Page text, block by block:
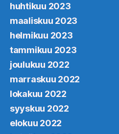
huhtikuu 2023
maaliskuu 2023
helmikuu 2023
tammikuu 2023
joulukuu 2022
marraskuu 2022
lokakuu 2022
syyskuu 2022
elokuu 2022